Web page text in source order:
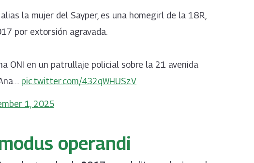
la mujer del Sayper, es una homegirl de la 18R,
por extorsión agravada.
ONI en un patrullaje policial sobre la 21 avenida
pic.twitter.com/432qWHUSzV
1, 2025
operandi